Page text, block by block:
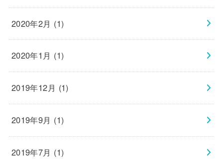
2020年2月 (1)
2020年1月 (1)
2019年12月 (1)
2019年9月 (1)
2019年7月 (1)